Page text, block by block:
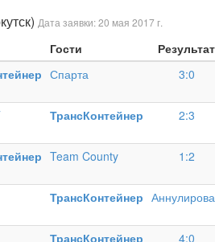
Дата заявки: 20 мая 2017 г.
Гости
Результат
Спарта 3:0
ТрансКонтейнер 2:3
Team County 1:2
ТрансКонтейнер
ТрансКонтейнер 4:0